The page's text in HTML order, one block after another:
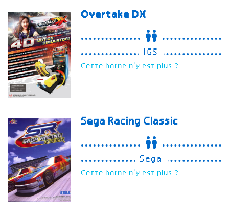
OvertakeDX
IGS
Cette borne n'y est plus ?
Sega Racing Classic
Sega
Cette borne n'y est plus ?